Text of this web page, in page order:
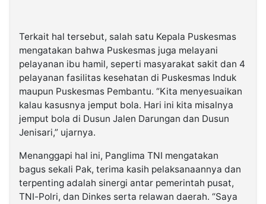
Terkait hal tersebut, salah satu Kepala Puskesmas
mengatakan bahwa Puskesmas juga melayani
pelayanan ibu hamil, seperti masyarakat sakit dan 4
pelayanan fasilitas kesehatan di Puskesmas Induk
maupun Puskesmas Pembantu. “Kita menyesuaikan
kalau kasusnya jemput bola. Hari ini kita misalnya
jemput bola di Dusun Jalen Darungan dan Dusun
Jenisari,” ujarnya.
Menanggapi hal ini, Panglima TNI mengatakan
bagus sekali Pak, terima kasih pelaksanaannya dan
terpenting adalah sinergi antar pemerintah pusat,
TNI-Polri, dan Dinkes serta relawan daerah. “Saya